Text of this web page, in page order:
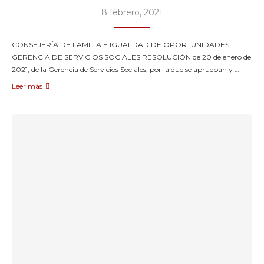
8 febrero, 2021
CONSEJERÍA DE FAMILIA E IGUALDAD DE OPORTUNIDADES
GERENCIA DE SERVICIOS SOCIALES RESOLUCIÓN de 20 de enero de
2021, de la Gerencia de Servicios Sociales, por la que se aprueban y …
Leer más